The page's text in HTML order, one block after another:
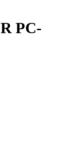
PC-